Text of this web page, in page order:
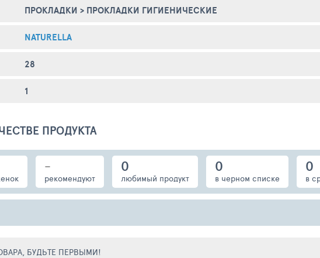
ПРОКЛАДКИ > ПРОКЛАДКИ ГИГИЕНИЧЕСКИЕ
NATURELLA
28
1
ПРОДУКТА
-
рекомендуют
0
любимый продукт
0
в черном списке
0
в
БУДЬТЕ ПЕРВЫМИ!